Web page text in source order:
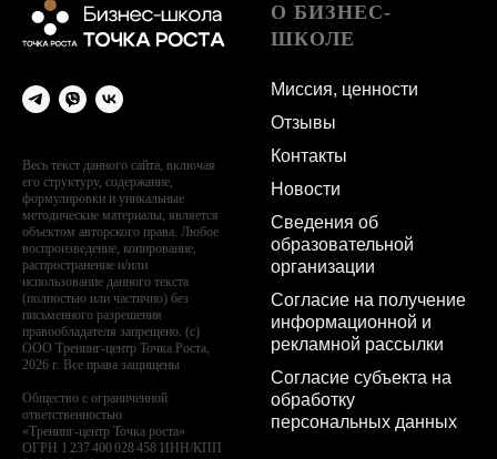
Весь текст данного сайта, включая
его структуру, содержание,
формулировки и уникальные
методические материалы, является
объектом авторского права. Любое
воспроизведение, копирование,
распространение и/или
использование данного текста
(полностью или частично) без
письменного разрешения
правообладателя запрещено. (с)
ООО Тренинг-центр Точка Роста,
2026 г. Все права защищены
Общество с ограниченной
ответственностью
«Тренинг-центр Точка роста»
ОГРН 1 237 400 028 458 ИНН/КПП
О БИЗНЕС-
ШКОЛЕ
Миссия, ценности
Отзывы
Контакты
Новости
Сведения об
образовательной
организации
Согласие на получение
информационной и
рекламной рассылки
Согласие субъекта на
обработку
персональных данных